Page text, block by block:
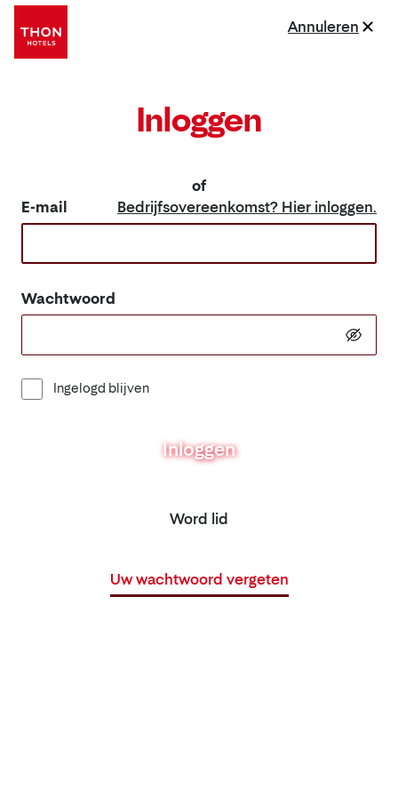
Inloggen
of
E-mail
Bedrijfsovereenkomst? Hier inloggen.
Wachtwoord
Ingelogd blijven
Inloggen
Word lid
Uw wachtwoord vergeten
Annuleren